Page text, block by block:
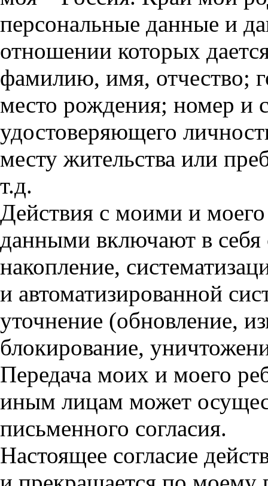
персональные данные и
отношении которых
фамилию, имя, отчество;
место рождения; номер и
удостоверяющего
месту жительства или
т.д.
Действия с моими и
данными включают в
накопление,
и автоматизированной
уточнение (обновление,
блокирование,
Передача моих и моего
иным лицам может
письменного согласия.
Настоящее согласие